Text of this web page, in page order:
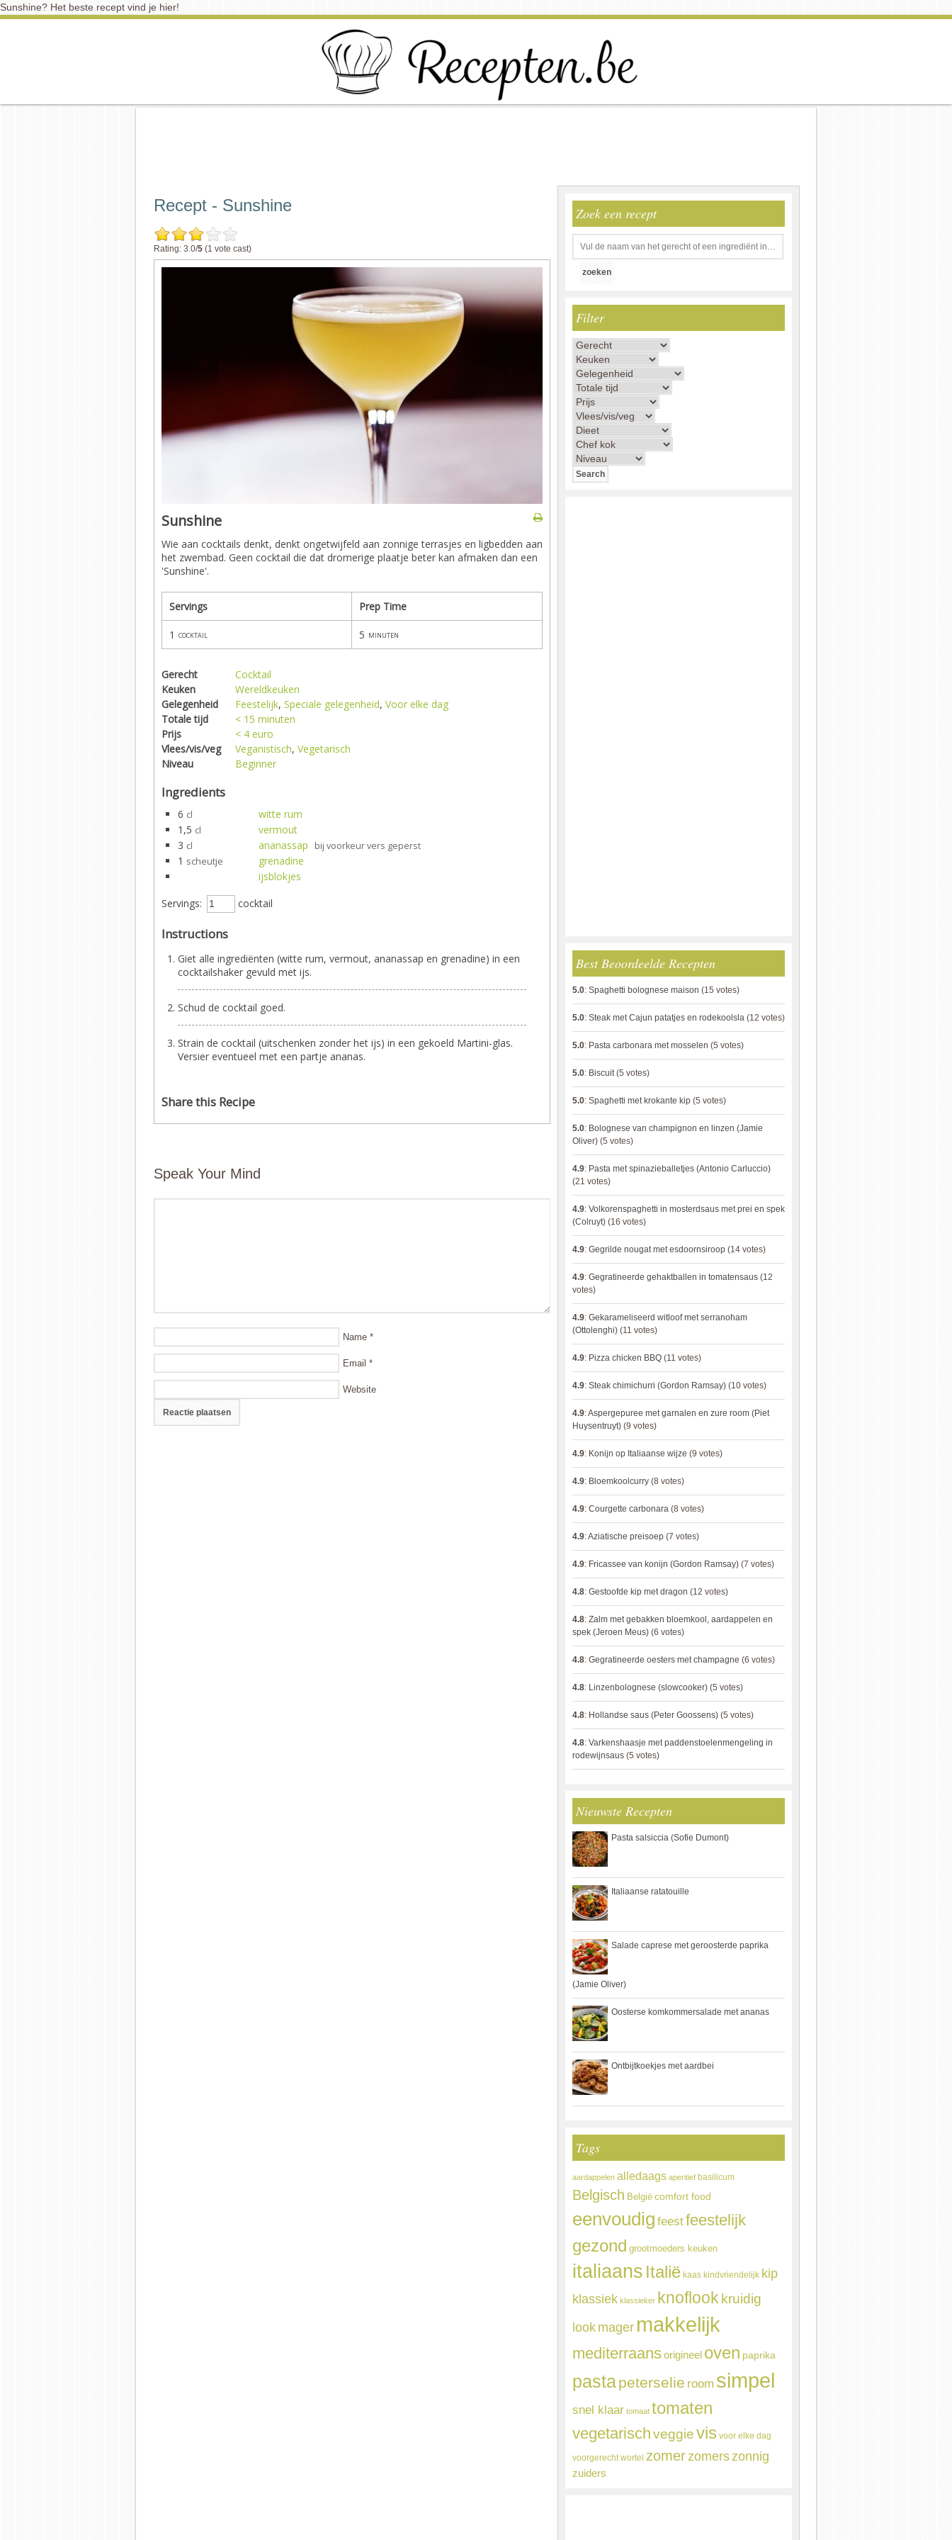
Sunshine? Het beste recept vind je hier!
Recept - Sunshine
Rating: 3.0/5 (1 vote cast)
Sunshine
Wie aan cocktails denkt, denkt ongetwijfeld aan zonnige terrasjes en ligbedden aan
het zwembad. Geen cocktail die dat dromerige plaatje beter kan afmaken dan een
'Sunshine'.
Servings Prep Time
1 cocktail 5 minuten
Gerecht
Cocktail
Keuken
Wereldkeuken
Gelegenheid
Feestelijk, Speciale gelegenheid, Voor elke dag
Totale tijd
< 15 minuten
Prijs
< 4 euro
Vlees/vis/veg
Veganistisch, Vegetarisch
Niveau
Beginner
Ingredients
6 cl
witte rum
1,5 cl
vermout
3 cl ananassap bij voorkeur vers geperst
1 scheutje
grenadine
ijsblokjes
Servings:
cocktail
Instructions
Giet alle ingrediënten (witte rum, vermout, ananassap en grenadine) in een
cocktailshaker gevuld met ijs.
Schud de cocktail goed.
Strain de cocktail (uitschenken zonder het ijs) in een gekoeld Martini-glas.
Versier eventueel met een partje ananas.
Share this Recipe
Speak Your Mind
Name *
Email *
Website
Zoek een recept
Filter
Best Beoordeelde Recepten
5.0: Spaghetti bolognese maison (15 votes)
5.0: Steak met Cajun patatjes en rodekoolsla (12 votes)
5.0: Pasta carbonara met mosselen (5 votes)
5.0: Biscuit(5 votes)
5.0: Spaghetti met krokante kip (5 votes)
5.0: Bolognese van champignon en linzen (Jamie
Oliver) (5 votes)
4.9: Pasta met spinazieballetjes (Antonio Carluccio)
(21 votes)
4.9: Volkorenspaghetti in mosterdsaus met prei en spek
(Colruyt) (16 votes)
4.9: Gegrilde nougat met esdoornsiroop (14 votes)
4.9: Gegratineerde gehaktballen in tomatensaus (12
votes)
4.9: Gekarameliseerd witloof met serranoham
(Ottolenghi) (11 votes)
4.9: Pizza chicken BBQ (11 votes)
4.9: Steak chimichurri (Gordon Ramsay) (10 votes)
4.9:Aspergepuree met garnalen en zure room (Piet
Huysentruyt) (9 votes)
4.9: Konijn op Italiaanse wijze (9 votes)
4.9: Bloemkoolcurry (8 votes)
4.9: Courgette carbonara (8 votes)
4.9:Aziatische preisoep (7 votes)
4.9: Fricassee van konijn (Gordon Ramsay) (7 votes)
4.8: Gestoofde kip met dragon (12 votes)
4.8: Zalm met gebakken bloemkool, aardappelen en
spek (Jeroen Meus) (6 votes)
4.8: Gegratineerde oesters met champagne (6 votes)
4.8: Linzenbolognese (slowcooker) (5 votes)
4.8: Hollandse saus (Peter Goossens) (5 votes)
4.8: Varkenshaasje met paddenstoelenmengeling in
rodewijnsaus (5 votes)
Nieuwste Recepten
Pasta salsiccia (Sofie Dumont)
Italiaanse ratatouille
Salade caprese met geroosterde paprika
(Jamie Oliver)
Oosterse komkommersalade met ananas
Ontbijtkoekjes met aardbei
Tags
aardappelen alledaags aperitief basilicum
Belgisch België comfort food
eenvoudig feestfeestelijk
gezond grootmoeders keuken
italiaans Italië kaas kindvriendelijk kip
klassiek klassieker knoflook kruidig
look mager makkelijk
mediterraansorigineel oven paprika
pastapeterselie room simpel
snel klaar tomaat tomaten
vegetarischveggievis voor elke dag
voorgerecht wortel zomerzomerszonnig
zuiders